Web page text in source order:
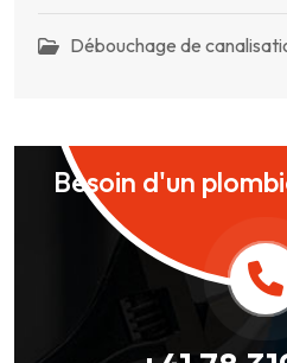
Débouchage de
Besoin d'un